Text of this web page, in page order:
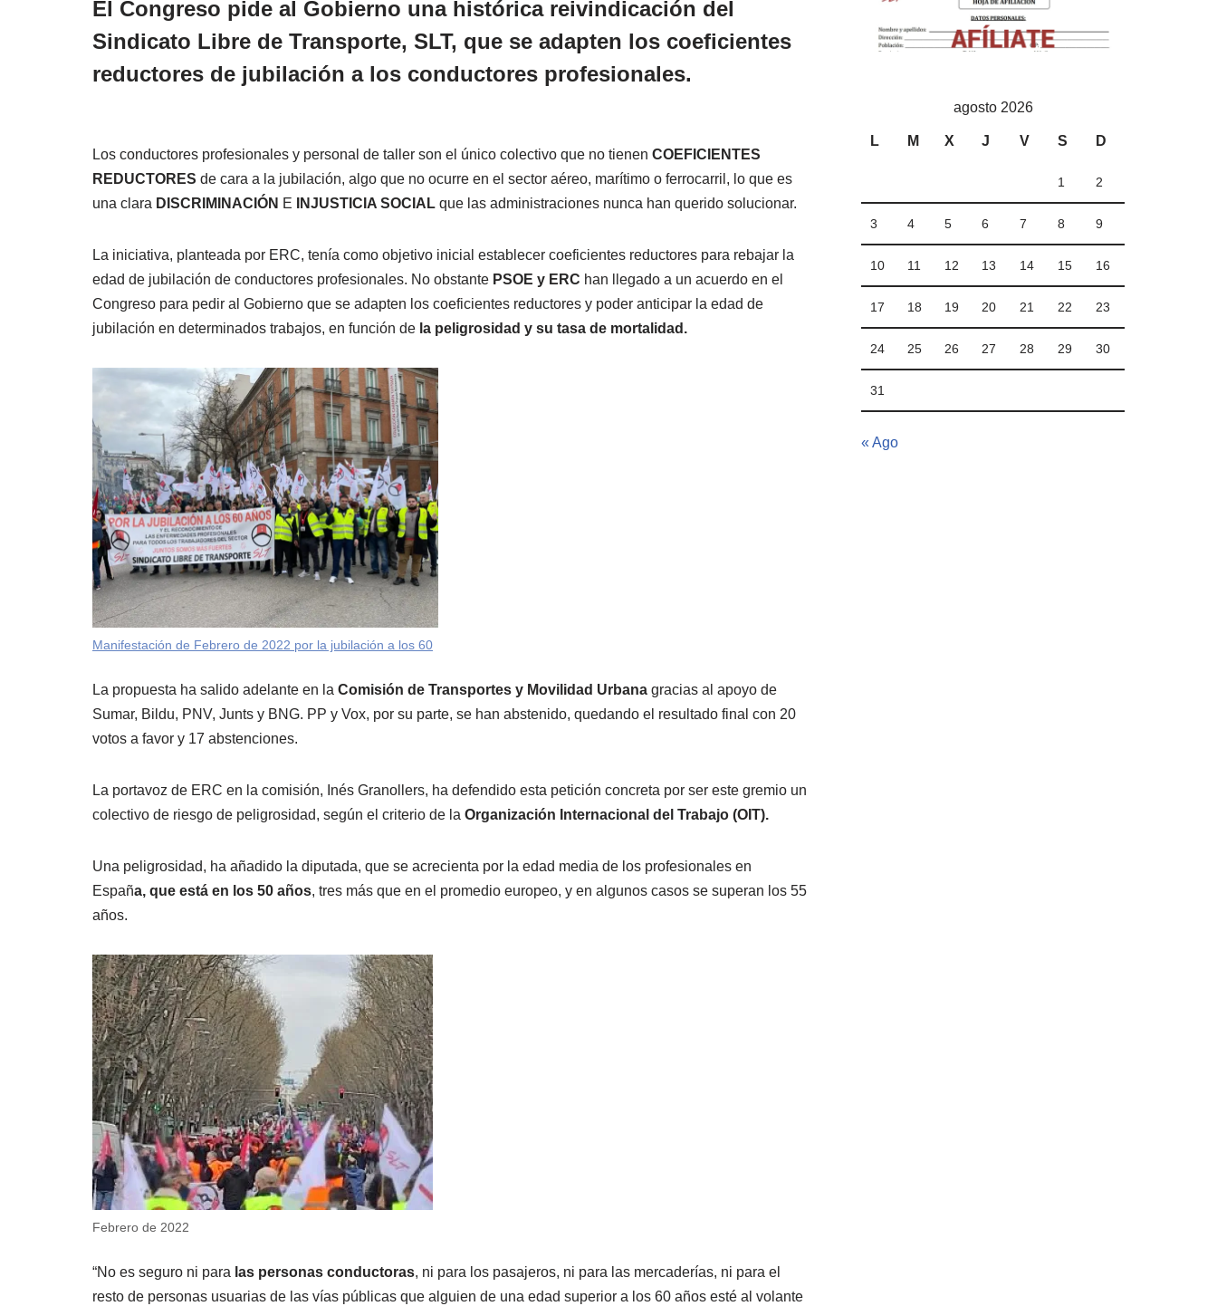
El Congreso pide al Gobierno una histórica reivindicación del
Sindicato Libre de Transporte, SLT, que se adapten los coeficientes
reductores de jubilación a los conductores profesionales.
Los conductores profesionales y personal de taller son el único colectivo que no tienen COEFICIENTES
REDUCTORES de cara a la jubilación, algo que no ocurre en el sector aéreo, marítimo o ferrocarril, lo que es
una clara DISCRIMINACIÓN E INJUSTICIA SOCIAL que las administraciones nunca han querido solucionar.
La iniciativa, planteada por ERC, tenía como objetivo inicial establecer coeficientes reductores para rebajar la
edad de jubilación de conductores profesionales. No obstante PSOE y ERC han llegado a un acuerdo en el
Congreso para pedir al Gobierno que se adapten los coeficientes reductores y poder anticipar la edad de
jubilación en determinados trabajos, en función de la peligrosidad y su tasa de mortalidad.
Manifestación de Febrero de 2022 por la jubilación a los 60
La propuesta ha salido adelante en la Comisión de Transportes y Movilidad Urbana gracias al apoyo de
Sumar, Bildu, PNV, Junts y BNG. PP y Vox, por su parte, se han abstenido, quedando el resultado final con 20
votos a favor y 17 abstenciones.
La portavoz de ERC en la comisión, Inés Granollers, ha defendido esta petición concreta por ser este gremio un
colectivo de riesgo de peligrosidad, según el criterio de la Organización Internacional del Trabajo (OIT).
Una peligrosidad, ha añadido la diputada, que se acrecienta por la edad media de los profesionales en
España, que está en los 50 años, tres más que en el promedio europeo, y en algunos casos se superan los 55
años.
Febrero de 2022
“No es seguro ni para las personas conductoras, ni para los pasajeros, ni para las mercaderías, ni para el
resto de personas usuarias de las vías públicas que alguien de una edad superior a los 60 años esté al volante
agosto 2026
L M X J V S D
1 2
3 4 5 6 7 8 9
10 11 12 13 14 15 16
17 18 19 20 21 22 23
24 25 26 27 28 29 30
31
« Ago